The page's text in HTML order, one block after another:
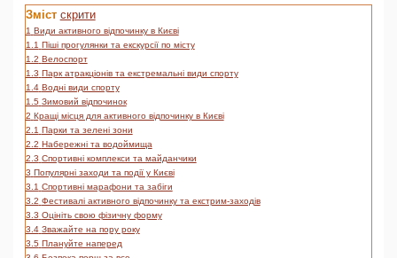
Зміст скрити
1 Види активного відпочинку в Києві
1.1 Піші прогулянки та екскурсії по місту
1.2 Велоспорт
1.3 Парк атракціонів та екстремальні види спорту
1.4 Водні види спорту
1.5 Зимовий відпочинок
2 Кращі місця для активного відпочинку в Києві
2.1 Парки та зелені зони
2.2 Набережні та водоймища
2.3 Спортивні комплекси та майданчики
3 Популярні заходи та події у Києві
3.1 Спортивні марафони та забіги
3.2 Фестивалі активного відпочинку та екстрим-заходів
3.3 Оцініть свою фізичну форму
3.4 Зважайте на пору року
3.5 Плануйте наперед